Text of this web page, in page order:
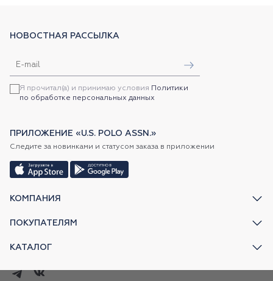
КОМПАНИЯ
ПОКУПАТЕЛЯМ
КАТАЛОГ
НОВОСТНАЯ РАССЫЛКА
Я прочитал(а) и принимаю условия Политики
по обработке персональных данных
ПРИЛОЖЕНИЕ «U.S. POLO ASSN.»
Следите за новинками и статусом заказа в приложении